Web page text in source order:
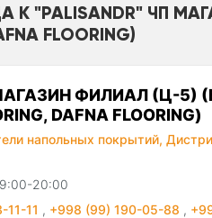
"PALISANDR" ЧП
FLOORING)
ФИЛИАЛ (Ц-5)
DAFNA FLOORING)
напольных покрытий,
20:00
11-11 , +998 (99) 190-05-88 ,